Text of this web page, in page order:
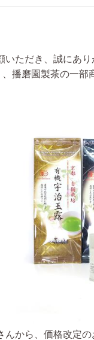
いただき、誠にあり
播磨園製茶の一部
んから、価格改定の